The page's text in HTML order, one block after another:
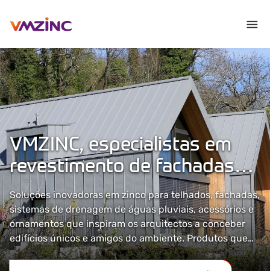
VMZINC, especialistas em
revestimento de fachadas
de edifícios
Soluções inovadoras em zinco para telhados, fachadas,
sistemas de drenagem de águas pluviais, acessórios e
ornamentos que inspiram os arquitectos a conceber
edifícios únicos e amigos do ambiente. Produtos que
tornam o trabalho dos instaladores mais fácil.